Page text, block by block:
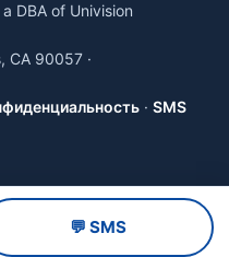
DBA of Univision
CA 90057 ·
· SMS
💬 SMS